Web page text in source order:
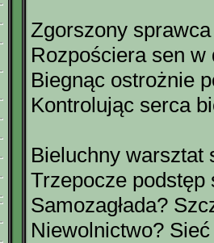
Zgorszony
Rozpościera sen w
Biegnąc ostrożnie
Kontrolując serca
Bieluchny warsztat
Trzepocze podstęp
Samozagłada?
Niewolnictwo?